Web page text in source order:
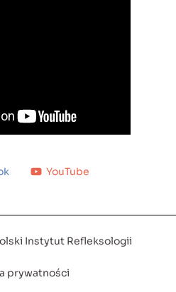
YouTube
Instytut Refleksologii
prywatności